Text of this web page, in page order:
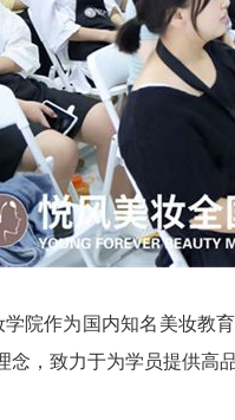
学院作为国内知名美妆教
念，致力于为学员提供高